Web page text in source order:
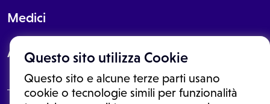
Questo sito utilizza Cookie
Questo sito e alcune terze parti usano
cookie o tecnologie simili per funzionalità
Medici
About